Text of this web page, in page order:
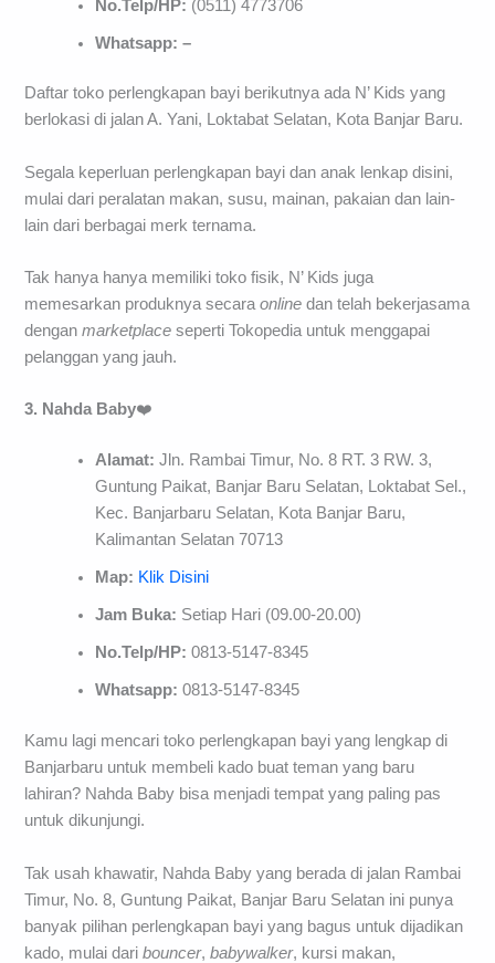
No.Telp/HP: (0511) 4773706
Whatsapp: –
Daftar toko perlengkapan bayi berikutnya ada N’ Kids yang
berlokasi di jalan A. Yani, Loktabat Selatan, Kota Banjar Baru.
Segala keperluan perlengkapan bayi dan anak lenkap disini,
mulai dari peralatan makan, susu, mainan, pakaian dan lain-
lain dari berbagai merk ternama.
Tak hanya hanya memiliki toko fisik, N’ Kids juga
memesarkan produknya secaraonline dan telah bekerjasama
denganmarketplace seperti Tokopedia untuk menggapai
pelanggan yang jauh.
3. Nahda Baby❤️
Alamat:Jln. Rambai Timur, No. 8 RT. 3 RW. 3,
Guntung Paikat, Banjar Baru Selatan, Loktabat Sel.,
Kec. Banjarbaru Selatan, Kota Banjar Baru,
Kalimantan Selatan 70713
Map: Klik Disini
Jam Buka: Setiap Hari (09.00-20.00)
No.Telp/HP:0813-5147-8345
Whatsapp:0813-5147-8345
Kamu lagi mencari toko perlengkapan bayi yang lengkap di
Banjarbaru untuk membeli kado buat teman yang baru
lahiran? Nahda Baby bisa menjadi tempat yang paling pas
untuk dikunjungi.
Tak usah khawatir, Nahda Baby yang berada di jalan Rambai
Timur, No. 8, Guntung Paikat, Banjar Baru Selatan ini punya
banyak pilihan perlengkapan bayi yang bagus untuk dijadikan
kado, mulai daribouncer,babywalker, kursi makan,